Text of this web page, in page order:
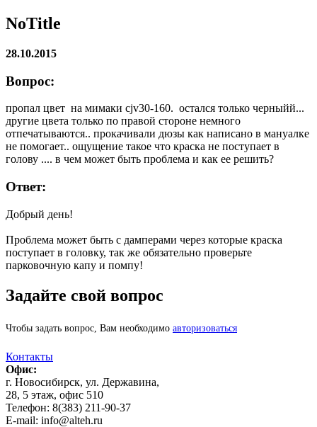
NoTitle
28.10.2015
Вопрос:
пропал цвет на мимаки cjv30-160. остался только черныйй...
другие цвета только по правой стороне немного
отпечатываются.. прокачивали дюзы как написано в мануалке
не помогает.. ощущение такое что краска не поступает в
голову .... в чем может быть проблема и как ее решить?
Ответ:
Добрый день!
Проблема может быть с дамперами через которые краска
поступает в головку, так же обязательно проверьте
парковочную капу и помпу!
Задайте свой вопрос
Чтобы задать вопрос, Вам необходимо авторизоваться
Контакты
Офис:
г. Новосибирск, ул. Державина,
28, 5 этаж, офис 510
Телефон: 8(383) 211-90-37
E-mail: info@alteh.ru